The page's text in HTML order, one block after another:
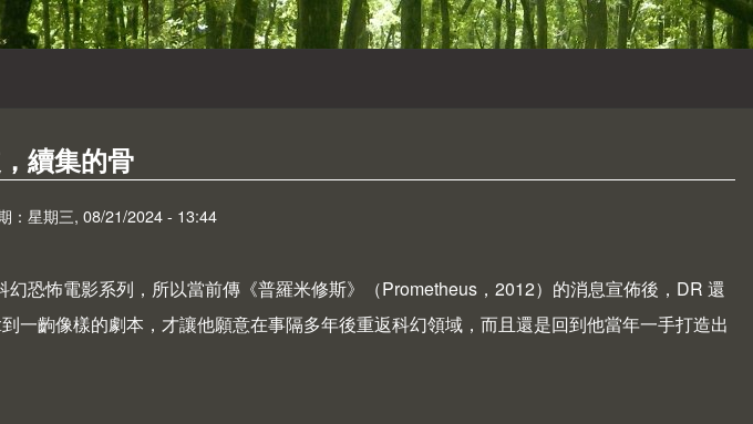
續集的骨
：星期三, 08/21/2024 - 13:44
幻恐怖電影系列，所以當前傳《普羅米修斯》（Prometheus ，2012）的消息宣佈後，DR 還
一齣像樣的劇本，才讓他願意在事隔多年後重返科幻領域，而且還是回到他當年一手打造出